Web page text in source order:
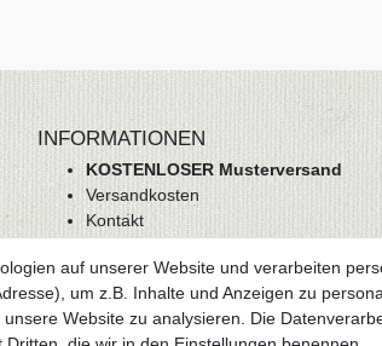
INFORMATIONEN
KOSTENLOSER Musterversand
Versandkosten
Kontakt
AGB
Datenschutz
Impressum
auf unserer Website und verarbeiten
um z.B. Inhalte und Anzeigen zu
Website zu analysieren. Die